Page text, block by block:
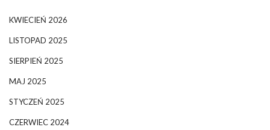
KWIECIEŃ 2026
LISTOPAD 2025
SIERPIEŃ 2025
MAJ 2025
STYCZEŃ 2025
CZERWIEC 2024